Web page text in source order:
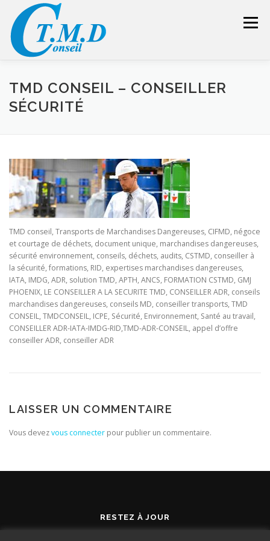
contenu
Menu
ACCUEIL CONSEILLER SÉCURITÉ
LIENS UTILES DEVIS ESPACE RÉSERVÉ
TMD CONSEIL – CONSEILLER
SÉCURITÉ
TMD conseil, Transports de Marchandises Dangereuses, CIFMD, négoce
et courtage de déchets, document unique, marchandises dangereuses,
sécurité environnement, conseils, déchets, audits, CSTMD, conseiller à
la sécurité, formations, RID, expertises marchandises dangereuses,
IATA, IMDG, ADR, solution TMD, APTH, ANCS, FORMATION CSTMD, GMJ
PHOENIX, LE CONSEILLER A LA SECURITE TMD, CONSEILLER ADR, conseils
marchandises dangereuses, conseils MD, conseiller transports, TMD
CONSEIL, TMDCONSEIL, ICPE, Sécurité, Environnement, Santé au travail,
CONSEILLER ADR-IATA-IMDG-RID,TMD-ADR-CONSEIL, appel d’offre
conseiller ADR, conseiller ADR
LAISSER UN COMMENTAIRE
Vous devezvous connecter pour publier un commentaire.
RESTEZ À JOUR